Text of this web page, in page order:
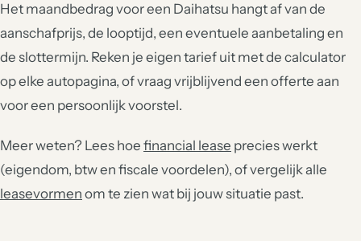
Het maandbedrag voor een Daihatsu hangt af van de
aanschafprijs, de looptijd, een eventuele aanbetaling en
de slottermijn. Reken je eigen tarief uit met de calculator
op elke autopagina, of vraag vrijblijvend een offerte aan
voor een persoonlijk voorstel.
Meer weten? Lees hoe financial lease precies werkt
(eigendom, btw en fiscale voordelen), of vergelijk alle
leasevormen om te zien wat bij jouw situatie past.